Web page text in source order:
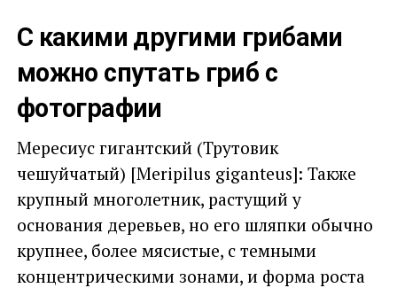
С какими другими грибами
можно спутать гриб с
фотографии
Мересиус гигантский (Трутовик
чешуйчатый) [Meripilus giganteus]: Также
крупный многолетник, растущий у
основания деревьев, но его шляпки обычно
крупнее, более мясистые, с темными
концентрическими зонами, и форма роста